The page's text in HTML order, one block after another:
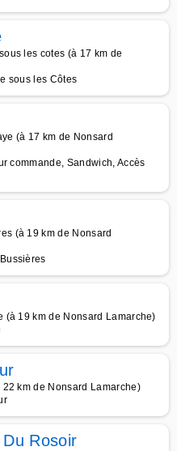
les cotes (à 17 km de
sous les Côtes
(à 17 km de Nonsard
commande, Sandwich, Accès
(à 19 km de Nonsard
19 km de Nonsard Lamarche)
km de Nonsard Lamarche)
Rosoir